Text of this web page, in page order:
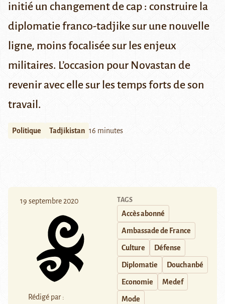
initié un changement de cap : construire la
diplomatie franco-tadjike sur une nouvelle
ligne, moins focalisée sur les enjeux
militaires. L’occasion pour Novastan de
revenir avec elle sur les temps forts de son
travail.
Politique Tadjikistan 16 minutes
19 septembre 2020
Rédigé par :
TAGS
Accès abonné
Ambassade de France
Culture Défense
Diplomatie Douchanbé
Economie Medef
Mode